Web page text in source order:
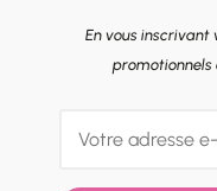
En vous
promotionnels